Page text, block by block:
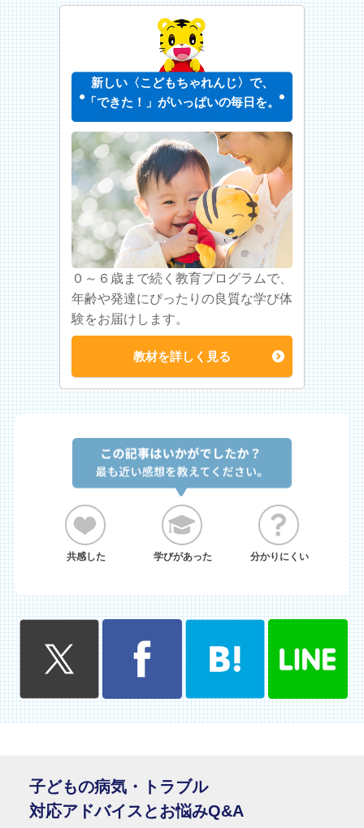
新しい〈こどもちゃれんじ〉で、
「できた！」がいっぱいの毎日を。
０～６歳まで続く教育プログラムで、
年齢や発達にぴったりの良質な学び体
験をお届けします。
教材を詳しく見る
共感した 学びがあった 分かりにくい
子どもの病気・トラブル
対応アドバイスとお悩みQ&A